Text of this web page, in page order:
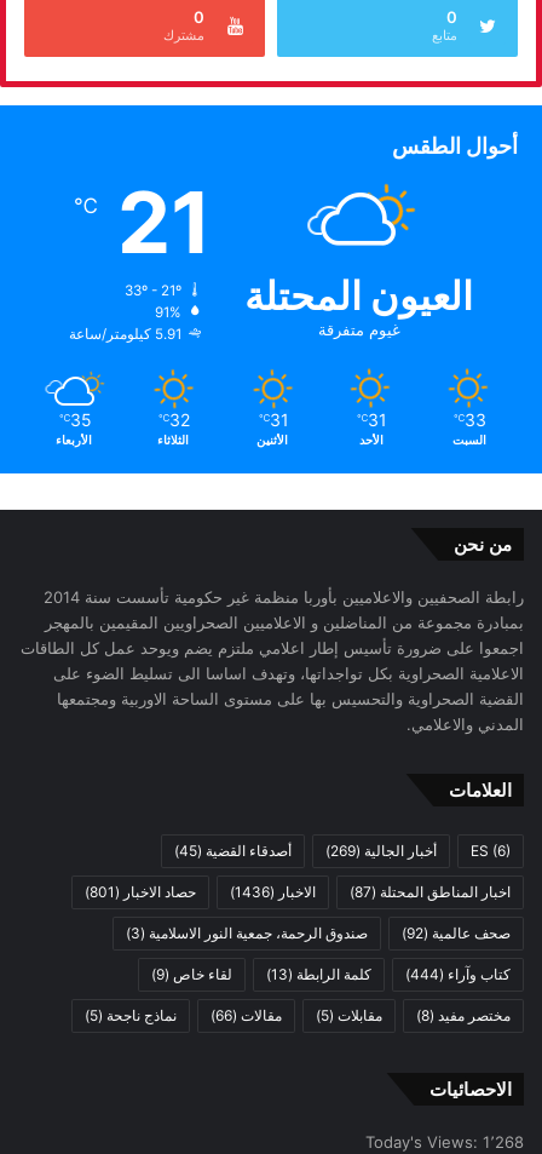
0
متابع
0
مشترك
أحوال الطقس
العيون المحتلة
غيوم متفرقة
21
℃
91%
5.91 كيلومتر/ساعة
33
℃
السبت
31
℃
الأحد
31
℃
الأثنين
32
℃
الثلاثاء
35
℃
الأربعاء
من نحن
رابطة الصحفيين والاعلاميين بأوربا منظمة غير حكومية تأسست سنة 2014
بمبادرة مجموعة من المناضلين و الاعلاميين الصحراويين المقيمين بالمهجر
اجمعوا على ضرورة تأسيس إطار اعلامي ملتزم يضم ويوحد عمل كل الطاقات
الاعلامية الصحراوية بكل تواجداتها، وتهدف اساسا الى تسليط الضوء على
القضية الصحراوية والتحسيس بها على مستوى الساحة الاوربية ومجتمعها
المدني والاعلامي.
العلامات
ES (6) أخبار الجالية (269) أصدقاء القضية (45)
اخبار المناطق المحتلة (87) الاخبار (1436) حصاد الاخبار (801)
صحف عالمية (92) صندوق الرحمة، جمعية النور الاسلامية (3)
كتاب وآراء (444) كلمة الرابطة (13) لقاء خاص (9)
مختصر مفيد (8) مقابلات (5) مقالات (66) نماذج ناجحة (5)
الاحصائيات
Today's Views: 1٬268